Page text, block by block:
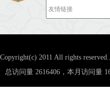
Copyright(c) 2011 All rights
总访问量 2616406，本月访问量